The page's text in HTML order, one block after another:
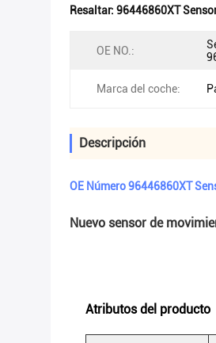
Resaltar: 96446860XT
OE NO.:
Marca del coche:
Descripción
OE Número 96446860XT
Nuevo sensor de
Atributos del producto